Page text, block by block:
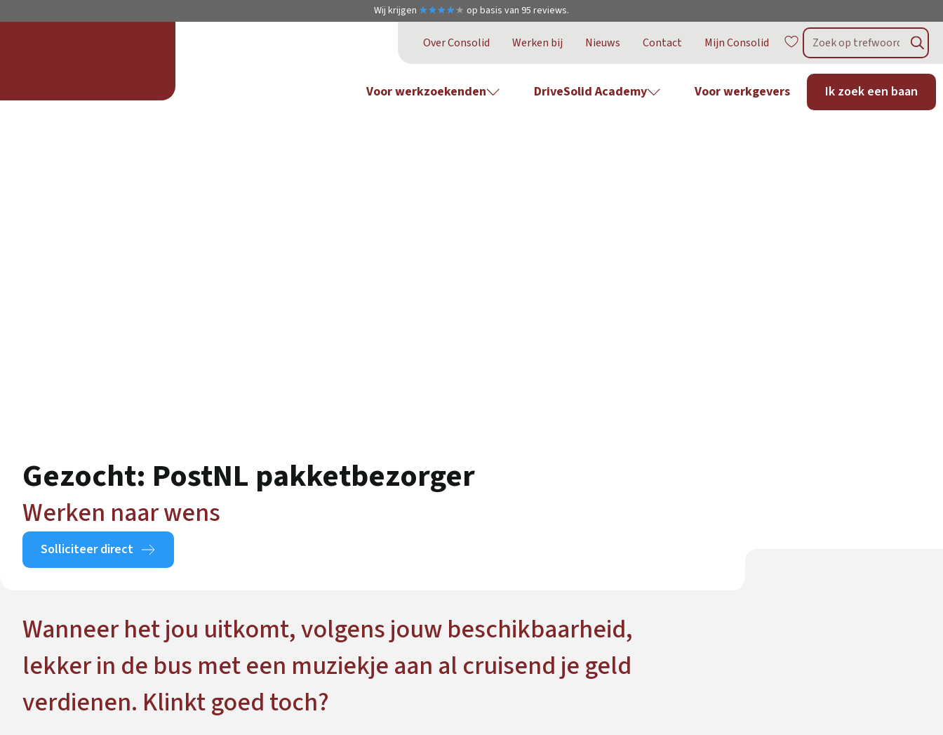
Wij krijgen ★
★★
★★
★★
★ ★
★ op basis van 95 reviews.
Over Consolid Werken bij Nieuws Contact Mijn Consolid
Voor werkzoekenden DriveSolid Academy Voor werkgevers Ik zoek een baan
Gezocht: PostNL pakketbezorger
Werken naar wens
Solliciteer direct
Wanneer het jou uitkomt, volgens jouw beschikbaarheid,
lekker in de bus met een muziekje aan al cruisend je geld
verdienen. Klinkt goed toch?